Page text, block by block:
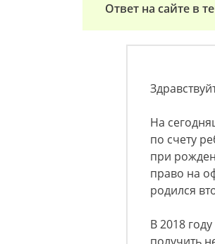
Ответ на сайте в
На
по счету
при
право на
родился
В 2018